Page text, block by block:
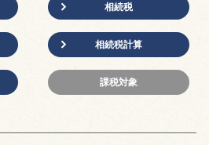
相続税
相続税計算
課税対象